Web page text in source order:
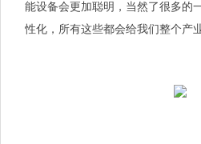
能设备会更加聪明，当然了很多的
性化，所有这些都会给我们整个产